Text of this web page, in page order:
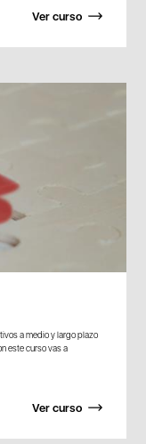
Ver curso
a medio y largo plazo
este curso vas a
Ver curso